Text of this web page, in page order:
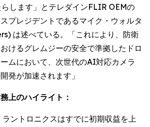
します」とテレダインFLIR OEMの
プレジデントであるマイク・ウォルタ
は述べている。「これにより、防衛
けるグレムジーの安全で準拠したドロ
ムにおいて、次世代のAI対応カメラ
発が加速されます」
上のハイライト：
ラントロニクスはすでに初期収益を上